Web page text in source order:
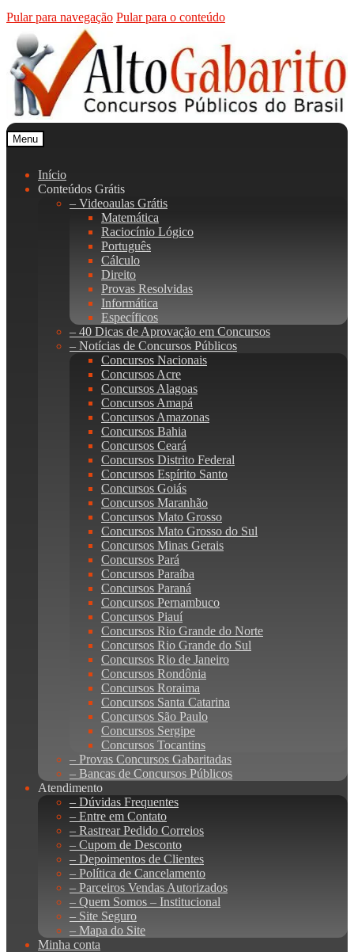
Pular para navegação Pular para o conteúdo
Menu
Início
Conteúdos Grátis
– Videoaulas Grátis
Matemática
Raciocínio Lógico
Português
Cálculo
Direito
Provas Resolvidas
Informática
Específicos
– 40 Dicas de Aprovação em Concursos
– Notícias de Concursos Públicos
Concursos Nacionais
Concursos Acre
Concursos Alagoas
Concursos Amapá
Concursos Amazonas
Concursos Bahia
Concursos Ceará
Concursos Distrito Federal
Concursos Espírito Santo
Concursos Goiás
Concursos Maranhão
Concursos Mato Grosso
Concursos Mato Grosso do Sul
Concursos Minas Gerais
Concursos Pará
Concursos Paraíba
Concursos Paraná
Concursos Pernambuco
Concursos Piauí
Concursos Rio Grande do Norte
Concursos Rio Grande do Sul
Concursos Rio de Janeiro
Concursos Rondônia
Concursos Roraima
Concursos Santa Catarina
Concursos São Paulo
Concursos Sergipe
Concursos Tocantins
– Provas Concursos Gabaritadas
– Bancas de Concursos Públicos
Atendimento
– Dúvidas Frequentes
– Entre em Contato
– Rastrear Pedido Correios
– Cupom de Desconto
– Depoimentos de Clientes
– Política de Cancelamento
– Parceiros Vendas Autorizados
– Quem Somos – Institucional
– Site Seguro
– Mapa do Site
Minha conta